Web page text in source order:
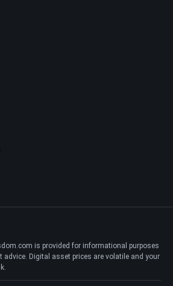
is provided for informational purposes
advice. Digital asset prices are volatile and your